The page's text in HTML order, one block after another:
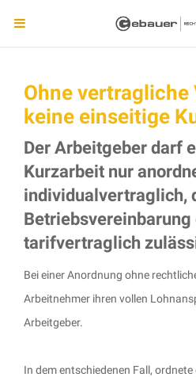
Ohne vertragliche
keine einseitige
Der Arbeitgeber darf
Kurzarbeit nur
individualvertraglich,
Betriebsvereinbarung
tarifvertraglich
Bei einer Anordnung ohne
Arbeitnehmer ihren vollen
Arbeitgeber.
In dem entschiedenen Fall,